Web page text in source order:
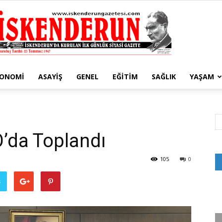
ASAYIŞ GENEL EĞITIM SAĞLIK YAŞAM
Toplandı
0
105